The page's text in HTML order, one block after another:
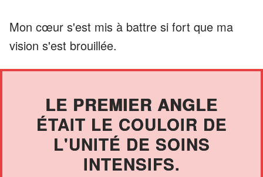
Mon cœur s'est mis à battre si fort que ma
vision s'est brouillée.
LE PREMIER ANGLE
ÉTAIT LE COULOIR DE
L'UNITÉ DE SOINS
INTENSIFS.